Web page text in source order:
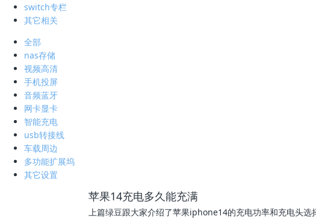
switch专栏
其它相关
全部
nas存储
视频高清
手机投屏
音频蓝牙
网卡显卡
智能充电
usb转接线
车载周边
多功能扩展坞
其它设置
苹果14充电多久能充满
上篇绿豆跟大家介绍了苹果iphone14的充电功率和充电头